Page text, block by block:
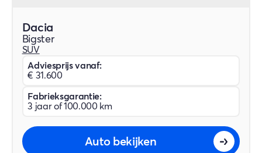
Dacia
Bigster
SUV
Adviesprijs vanaf:
€ 31.600
Fabrieksgarantie:
3 jaar of 100.000 km
Auto bekijken